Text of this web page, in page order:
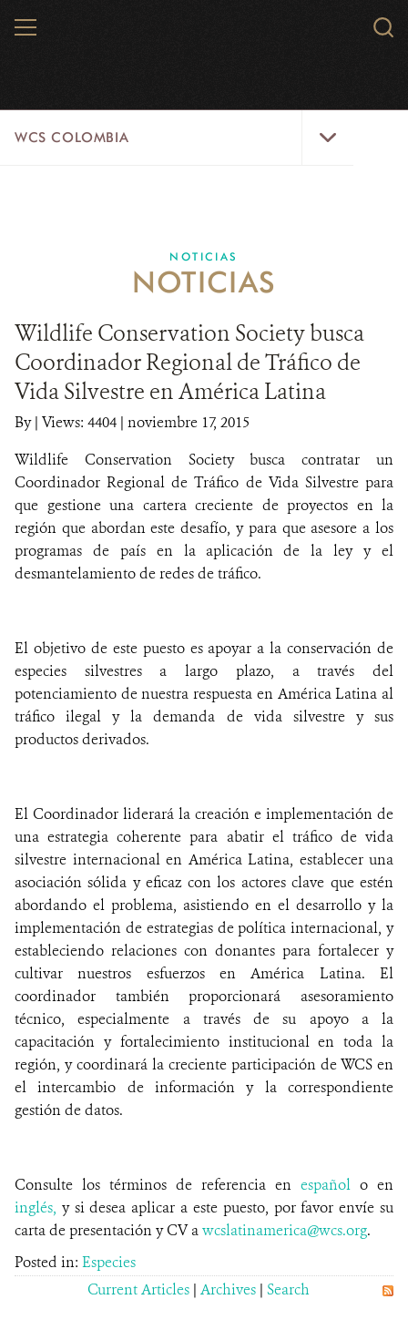
MENU
WCS COLOMBIA
EJES ESTRATÉGICOS
LÍNEAS DE ACCIÓN
MICROSITIOS
WCS VISUAL
PUBLICACIONES
ALIADOS Y ALIANZAS
INFORME ANUAL WCS
MECANISMO DE ATENCIÓN DE QUEJAS Y RECLAMOS
NOTICIAS
NOTICIAS
Wildlife Conservation Society busca
Coordinador Regional de Tráfico de
Vida Silvestre en América Latina
By| Views: 4404 | noviembre 17, 2015
Wildlife Conservation Society busca contratar un
Coordinador Regional de Tráfico de Vida Silvestre para
que gestione una cartera creciente de proyectos en la
región que abordan este desafío, y para que asesore a los
programas de país en la aplicación de la ley y el
desmantelamiento de redes de tráfico.
El objetivo de este puesto es apoyar a la conservación de
especies silvestres a largo plazo, a través del
potenciamiento de nuestra respuesta en América Latina al
tráfico ilegal y la demanda de vida silvestre y sus
productos derivados.
El Coordinador liderará la creación e implementación de
una estrategia coherente para abatir el tráfico de vida
silvestre internacional en América Latina, establecer una
asociación sólida y eficaz con los actores clave que estén
abordando el problema, asistiendo en el desarrollo y la
implementación de estrategias de política internacional, y
estableciendo relaciones con donantes para fortalecer y
cultivar nuestros esfuerzos en América Latina. El
coordinador también proporcionará asesoramiento
técnico, especialmente a través de su apoyo a la
capacitación y fortalecimiento institucional en toda la
región, y coordinará la creciente participación de WCS en
el intercambio de información y la correspondiente
gestión de datos.
Consulte los términos de referencia en español o en
inglés, y si desea aplicar a este puesto, por favor envíe su
carta de presentación y CV awcslatinamerica@wcs.org.
Posted in: Especies
Current Articles | Archives | Search